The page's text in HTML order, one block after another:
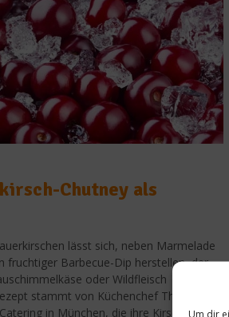
Um dir
Chutney als
lässt sich, neben Marmelade
fruchtiger Barbecue-Dip herstellen, der
oder Wildfleisch
stammt von Küchenchef Thomas
in München, die ihre Kirschen auf